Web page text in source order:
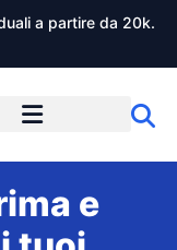
a partire da 20k.
e